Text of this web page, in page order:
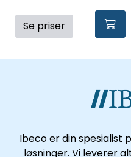
Se priser
Ibeco er din spesialist
løsninger. Vi leverer